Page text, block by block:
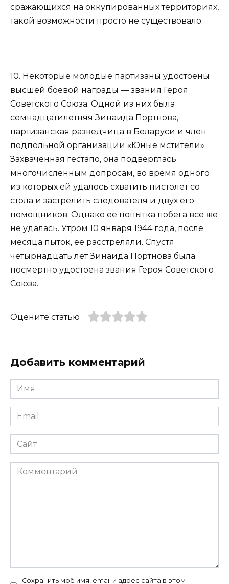
сражающихся на оккупированных территориях,
такой возможности просто не существовало.
10. Некоторые молодые партизаны удостоены
высшей боевой награды — звания Героя
Советского Союза. Одной из них была
семнадцатилетняя Зинаида Портнова,
партизанская разведчица в Беларуси и член
подпольной организации «Юные мстители».
Захваченная гестапо, она подверглась
многочисленным допросам, во время одного
из которых ей удалось схватить пистолет со
стола и застрелить следователя и двух его
помощников. Однако ее попытка побега все же
не удалась. Утром 10 января 1944 года, после
месяца пыток, ее расстреляли. Спустя
четырнадцать лет Зинаида Портнова была
посмертно удостоена звания Героя Советского
Союза.
Оцените статью
Добавить комментарий
Имя
*
Email
*
Сайт
Комментарий
Сохранить моё имя, email и адрес сайта в этом